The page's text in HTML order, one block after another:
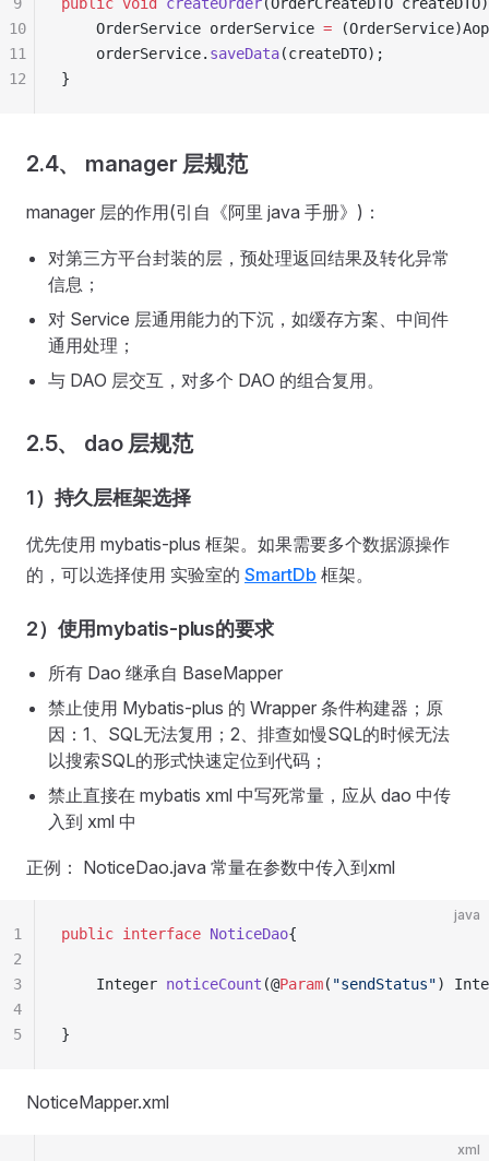
    OrderService
orderService = (OrderService)
    orderService
. saveData(createDTO);
}
10
11
12
2.4、 manager 层规范
manager 层的作用(引自《阿里 java 手册》)：
对第三方平台封装的层，预处理返回结果及转化异常
信息；
对 Service 层通用能力的下沉，如缓存方案、中间件
通用处理；
与 DAO 层交互，对多个 DAO 的组合复用。
2.5、 dao 层规范
1）持久层框架选择
优先使用 mybatis-plus 框架。如果需要多个数据源操作
的，可以选择使用 实验室的 SmartDb 框架。
2）使用mybatis-plus的要求
所有 Dao 继承自 BaseMapper
禁止使用 Mybatis-plus 的 Wrapper 条件构建器；原
因：1、SQL无法复用；2、排查如慢SQL的时候无法
以搜索SQL的形式快速定位到代码；
禁止直接在 mybatis xml 中写死常量，应从 dao 中传
入到 xml 中
正例： NoticeDao.java 常量在参数中传入到xml
java
public interface NoticeDao{
    Integer
noticeCount (@Param( "sendStatus")
}
1
2
3
4
5
NoticeMapper.xml
xml